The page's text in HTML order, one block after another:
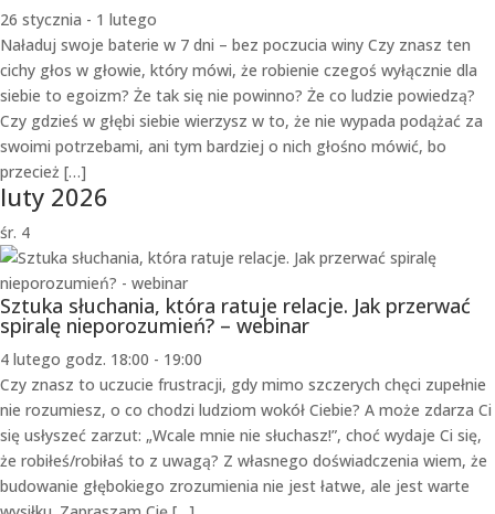
26 stycznia - 1 lutego
Naładuj swoje baterie w 7 dni – bez poczucia winy Czy znasz ten
cichy głos w głowie, który mówi, że robienie czegoś wyłącznie dla
siebie to egoizm? Że tak się nie powinno? Że co ludzie powiedzą?
Czy gdzieś w głębi siebie wierzysz w to, że nie wypada podążać za
swoimi potrzebami, ani tym bardziej o nich głośno mówić, bo
przecież […]
luty 2026
śr. 4
Sztuka słuchania, która ratuje relacje. Jak przerwać
spiralę nieporozumień? – webinar
4 lutego godz. 18:00 - 19:00
Czy znasz to uczucie frustracji, gdy mimo szczerych chęci zupełnie
nie rozumiesz, o co chodzi ludziom wokół Ciebie? A może zdarza Ci
się usłyszeć zarzut: „Wcale mnie nie słuchasz!”, choć wydaje Ci się,
że robiłeś/robiłaś to z uwagą? Z własnego doświadczenia wiem, że
budowanie głębokiego zrozumienia nie jest łatwe, ale jest warte